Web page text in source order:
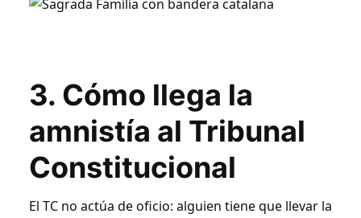
3. Cómo llega la
amnistía al Tribunal
Constitucional
El TC no actúa de oficio: alguien tiene que llevar la